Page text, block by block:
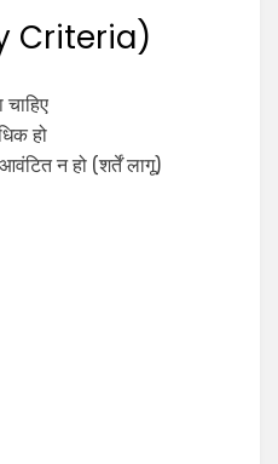
Criteria)
हो
न हो (शर्तें लागू)